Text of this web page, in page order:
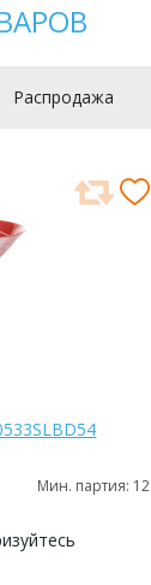
Распродажа
Мин. партия: 12